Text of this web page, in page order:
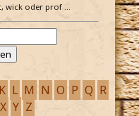
wick oder prof …
K L M N O P Q R
X Y Z